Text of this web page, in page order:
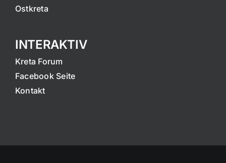
Ostkreta
INTERAKTIV
Kreta Forum
Facebook Seite
Kontakt